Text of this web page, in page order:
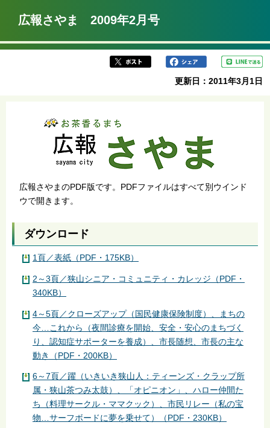
か
広報さやま 2009年2月号
更新日：2011年3月1日
広報さやまのPDF版です。PDFファイルはすべて別ウインド
ウで開きます。
ダウンロード
1頁／表紙（PDF・175KB）
2～3頁／狭山シニア・コミュニティ・カレッジ（PDF・
340KB）
4～5頁／クローズアップ（国民健康保険制度）、まちの
今…これから（夜間診療を開始、安全・安心のまちづく
り、認知症サポーターを養成）、市長随想、市長の主な
動き（PDF・200KB）
6～7頁／躍（いきいき狭山人：ティーンズ・クラップ所
属・狭山茶つみ太鼓）、「オピニオン」、ハロー仲間た
ち（料理サークル・ママクック）、市民リレー（私の宝
物…サーフボードに夢を乗せて）（PDF・230KB）